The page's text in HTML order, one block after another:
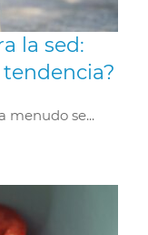
la sed:
menudo se...